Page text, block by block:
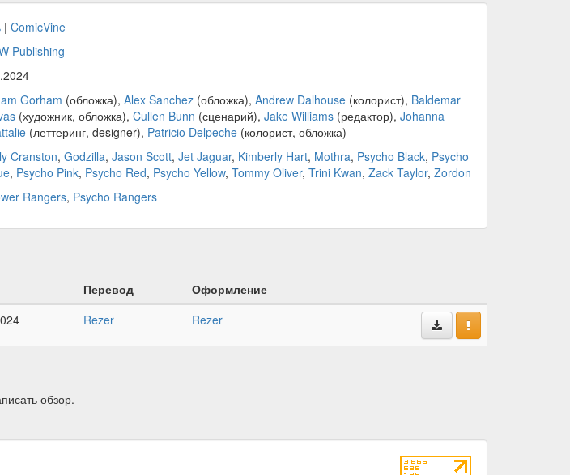
| ComicVine
Publishing
Gorham (обложка), Alex Sanchez(обложка), Andrew Dalhouse(колорист), Baldemar
(художник, обложка), Cullen Bunn (сценарий), Jake Williams(редактор), Johanna
(леттеринг, designer), Patricio Delpeche(колорист, обложка)
Cranston, Godzilla, Jason Scott, Jet Jaguar, Kimberly Hart, Mothra, Psycho Black, Psycho
, Psycho Pink, Psycho Red, Psycho Yellow, Tommy Oliver, Trini Kwan, Zack Taylor, Zordon
Rangers, Psycho Rangers
Перевод
Оформление
Rezer Rezer
обзор.